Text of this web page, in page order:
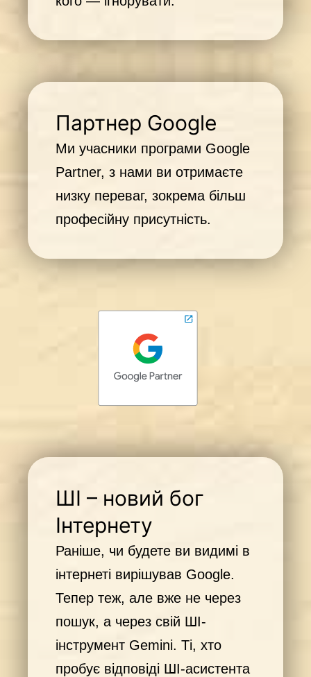
Партнер Google
Ми учасники програми Google
Partner, з нами ви отримаєте
низку переваг, зокрема більш
професійну присутність.
ШІ – новий бог
Інтернету
Раніше, чи будете ви видимі в
інтернеті вирішував Google.
Тепер теж, але вже не через
пошук, а через свій ШІ-
інструмент Gemini. Ті, хто
пробує відповіді ШІ-асистента